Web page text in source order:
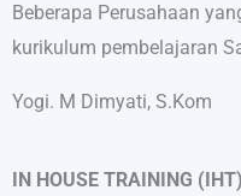
Beberapa Perusahaan
kurikulum pembelajaran
Yogi. M Dimyati, S.Kom
IN HOUSE TRAINING (IHT)